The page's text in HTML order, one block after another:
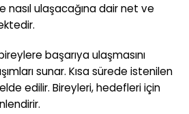
nasıl ulaşacağına dair net ve
başarıya ulaşmasını
sunar. Kısa sürede istenilen
edilir. Bireyleri, hedefleri için